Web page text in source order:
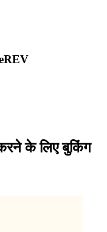
के लिए बुकिंग